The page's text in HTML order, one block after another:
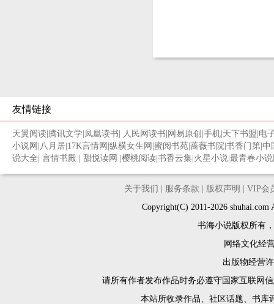
友情链接
天翼阅读 腾讯文学 凤凰读书 人民网读书 网易原创 手机 天下书盟 电
小说网 八月居 17K言情网 纵横女生网 蜜阅书苑 蔷薇书院 书香门第 中
说大全 言情书殿 甜悦读网 樱桃阅读 书香云集 火星小说 最青春小
关于我们 服务条款 版权声明
VIP会
Copyright(C) 2011-2026
书海小说版权所有
网络文化经
出版物经营
请所有作者发布作品时务必遵守国家互联网
本站所收录作品、社区话题、书库